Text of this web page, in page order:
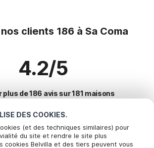
DES COOKIES.
(et des techniques similaires) pour
du site et rendre le site plus
cookies Belvilla et des tiers peuvent vous
clients 186 à Sa Coma
4.2/5
plus de 186 avis sur 181 maisons
plus populaires pour les